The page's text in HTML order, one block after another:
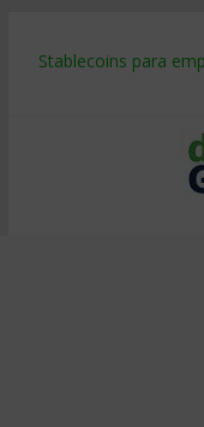
Stablecoins para
Despido silencioso:
IA en selección de
Trabajo forzoso en
Mercado hispano